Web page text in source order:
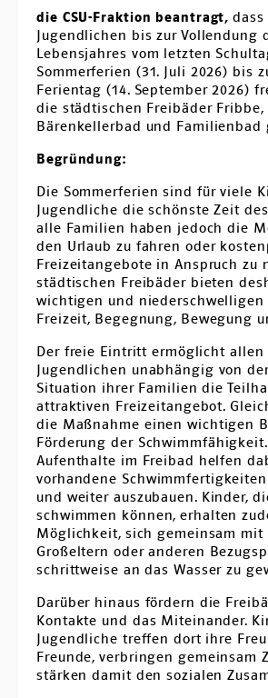
Arbeitsgemeinschaften
Arbeitskreise
Kontakt
die CSU-Fraktion beantragt,
Jugendlichen bis zur Vollendung
Lebensjahres vom letzten
Sommerferien (31. Juli 2026) bis
Ferientag (14. September 2026)
die städtischen Freibäder Fribbe,
Bärenkellerbad und Familienbad
Begründung:
Die Sommerferien sind für viele
Jugendliche die schönste Zeit
alle Familien haben jedoch die
den Urlaub zu fahren oder
Freizeitangebote in Anspruch zu
städtischen Freibäder bieten
wichtigen und niederschwelligen
Freizeit, Begegnung, Bewegung
Der freie Eintritt ermöglicht allen
Jugendlichen unabhängig von
Situation ihrer Familien die
attraktiven Freizeitangebot.
die Maßnahme einen wichtigen
Förderung der
Aufenthalte im Freibad helfen
vorhandene
und weiter auszubauen. Kinder,
schwimmen können, erhalten
Möglichkeit, sich gemeinsam mit
Großeltern oder anderen
schrittweise an das Wasser zu
Darüber hinaus fördern die
Kontakte und das Miteinander.
Jugendliche treffen dort ihre
Freunde, verbringen gemeinsam
stärken damit den sozialen